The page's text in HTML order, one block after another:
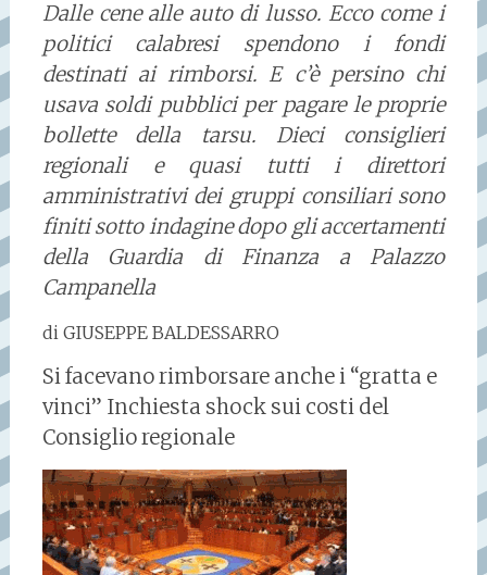
Dalle cene alle auto di lusso. Ecco come i
politici calabresi spendono i fondi
destinati ai rimborsi. E c’è persino chi
usava soldi pubblici per pagare le proprie
bollette della tarsu. Dieci consiglieri
regionali e quasi tutti i direttori
amministrativi dei gruppi consiliari sono
finiti sotto indagine dopo gli accertamenti
della Guardia di Finanza a Palazzo
Campanella
di GIUSEPPE BALDESSARRO
Si facevano rimborsare anche i “gratta e
vinci” Inchiesta shock sui costi del
Consiglio regionale